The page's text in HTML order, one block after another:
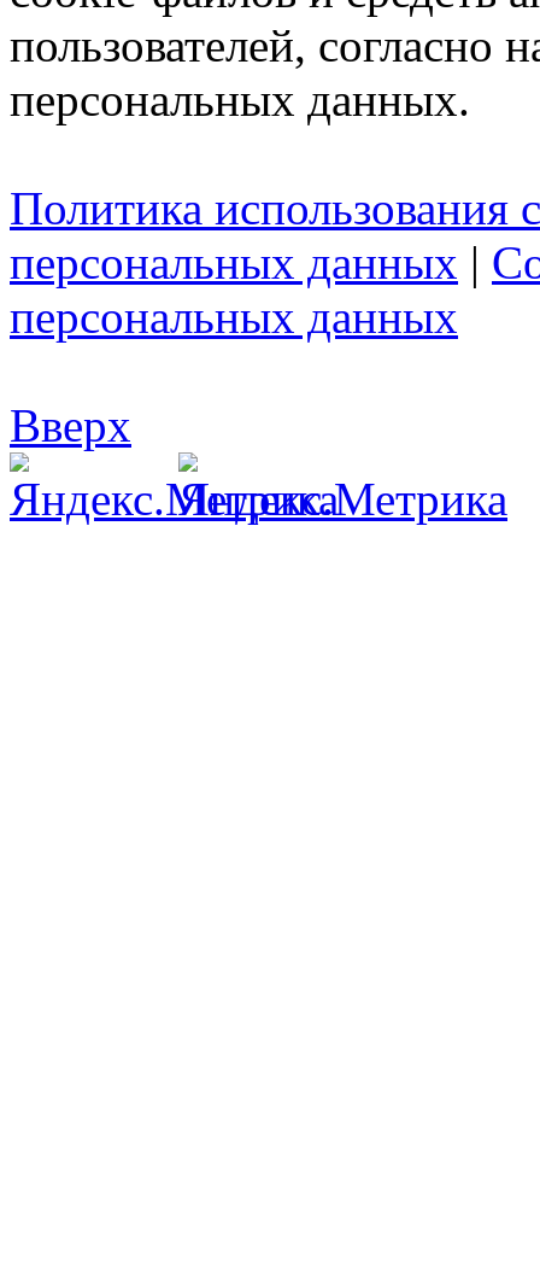
пользователей, согласно
персональных данных.
Политика использования
персональных данных |
персональных данных
Вверх